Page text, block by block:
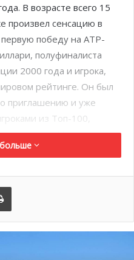
В возрасте всего 15
произвел сенсацию в
победу на ATP-
полуфиналиста
2000 года и игрока,
рейтинге. Он был
приглашению и уже
из Топ-100,
раунде Марату
место в мировом
почте Распечатать